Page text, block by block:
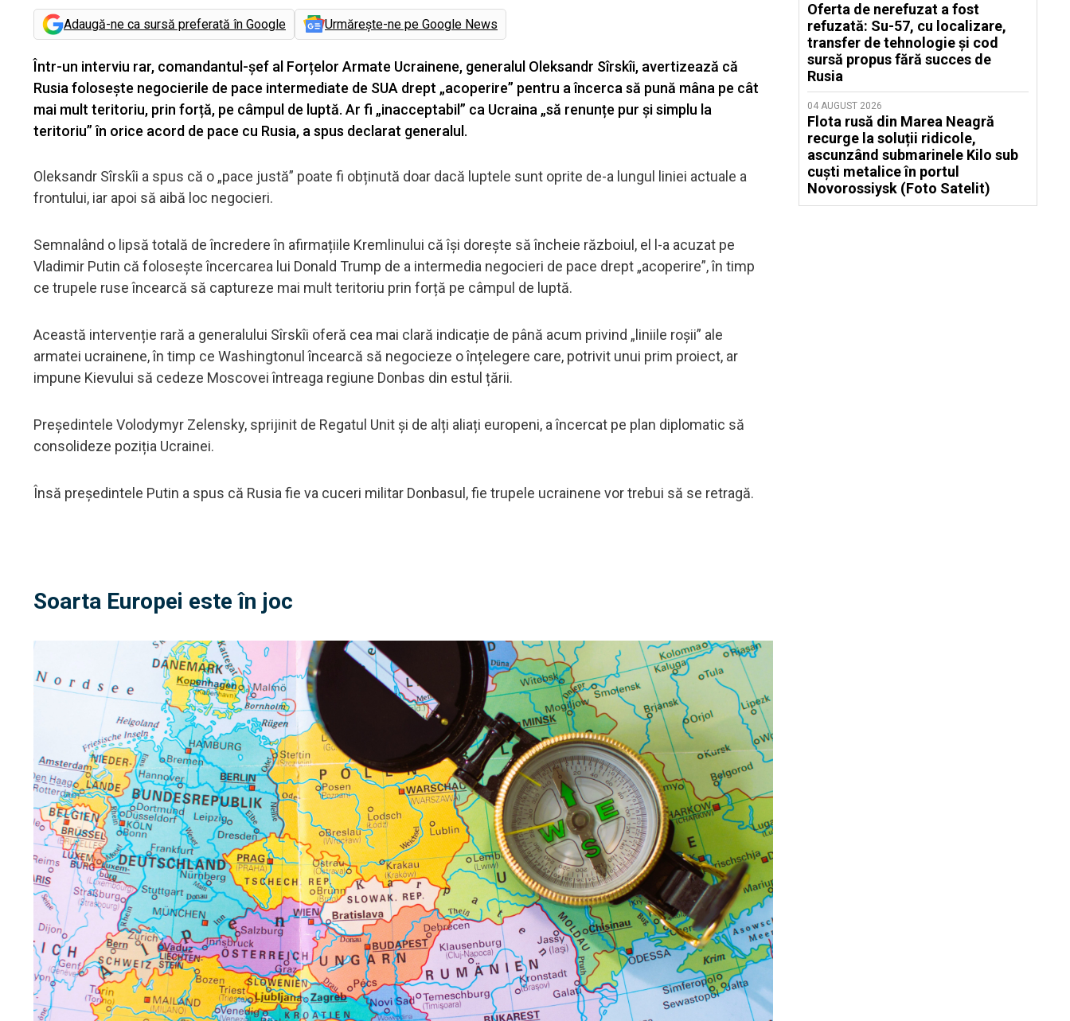
Adaugă-ne ca sursă preferată în Google Urmărește-ne pe Google News
Într-un interviu rar, comandantul-șef al Forțelor Armate Ucrainene, generalul Oleksandr Sîrskîi, avertizează că
Rusia folosește negocierile de pace intermediate de SUA drept „acoperire” pentru a încerca să pună mâna pe cât
mai mult teritoriu, prin forță, pe câmpul de luptă. Ar fi „inacceptabil” ca Ucraina „să renunțe pur și simplu la
teritoriu” în orice acord de pace cu Rusia, a spus declarat generalul.
Oleksandr Sîrskîi a spus că o „pace justă” poate fi obținută doar dacă luptele sunt oprite de-a lungul liniei actuale a
frontului, iar apoi să aibă loc negocieri.
Semnalând o lipsă totală de încredere în afirmațiile Kremlinului că își dorește să încheie războiul, el l-a acuzat pe
Vladimir Putin că folosește încercarea lui Donald Trump de a intermedia negocieri de pace drept „acoperire”, în timp
ce trupele ruse încearcă să captureze mai mult teritoriu prin forță pe câmpul de luptă.
Această intervenție rară a generalului Sîrskîi oferă cea mai clară indicație de până acum privind „liniile roșii” ale
armatei ucrainene, în timp ce Washingtonul încearcă să negocieze o înțelegere care, potrivit unui prim proiect, ar
impune Kievului să cedeze Moscovei întreaga regiune Donbas din estul țării.
Președintele Volodymyr Zelensky, sprijinit de Regatul Unit și de alți aliați europeni, a încercat pe plan diplomatic să
consolideze poziția Ucrainei.
Însă președintele Putin a spus că Rusia fie va cuceri militar Donbasul, fie trupele ucrainene vor trebui să se retragă.
Soarta Europei este în joc
Oferta de nerefuzat a fost
refuzată: Su-57, cu localizare,
transfer de tehnologie și cod
sursă propus fără succes de
Rusia
04 AUGUST 2026
Flota rusă din Marea Neagră
recurge la soluții ridicole,
ascunzând submarinele Kilo sub
cuști metalice în portul
Novorossiysk (Foto Satelit)